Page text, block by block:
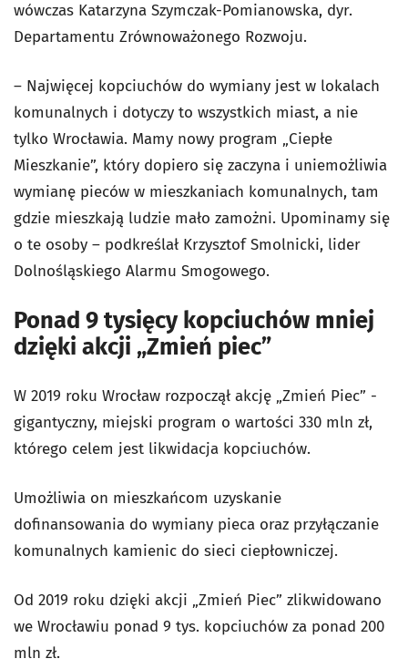
wówczas Katarzyna Szymczak-Pomianowska, dyr.
Departamentu Zrównoważonego Rozwoju.
– Najwięcej kopciuchów do wymiany jest w lokalach
komunalnych i dotyczy to wszystkich miast, a nie
tylko Wrocławia. Mamy nowy program „Ciepłe
Mieszkanie”, który dopiero się zaczyna i uniemożliwia
wymianę pieców w mieszkaniach komunalnych, tam
gdzie mieszkają ludzie mało zamożni. Upominamy się
o te osoby – podkreślał Krzysztof Smolnicki, lider
Dolnośląskiego Alarmu Smogowego.
Ponad 9 tysięcy kopciuchów mniej
dzięki akcji „Zmień piec”
W 2019 roku Wrocław rozpoczął akcję „Zmień Piec” -
gigantyczny, miejski program o wartości 330 mln zł,
którego celem jest likwidacja kopciuchów.
Umożliwia on mieszkańcom uzyskanie
dofinansowania do wymiany pieca oraz przyłączanie
komunalnych kamienic do sieci ciepłowniczej.
Od 2019 roku dzięki akcji „Zmień Piec” zlikwidowano
we Wrocławiu ponad 9 tys. kopciuchów za ponad 200
mln zł.